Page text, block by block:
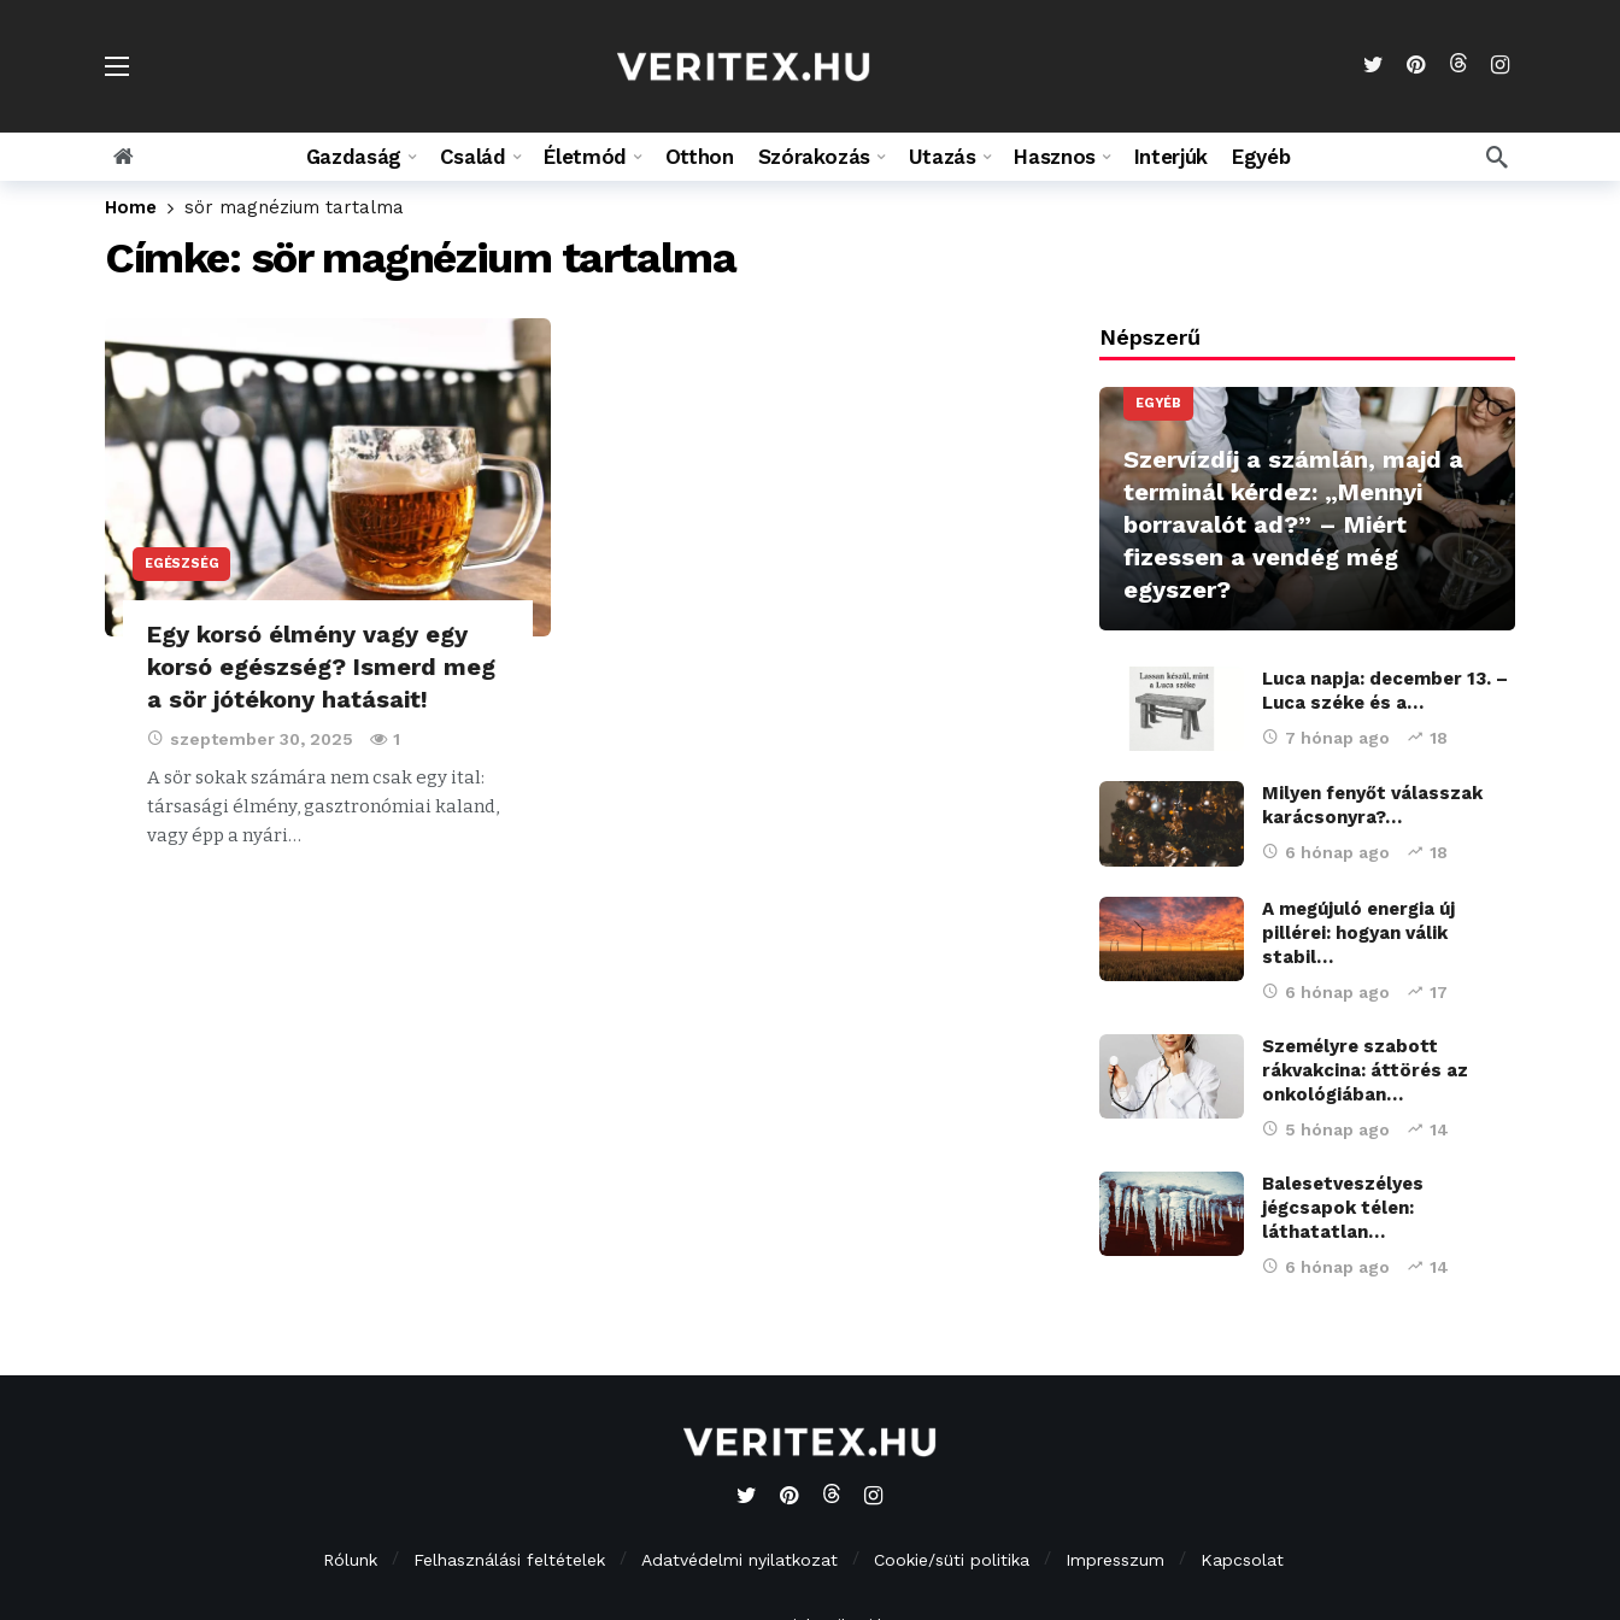
Gazdaság Család Életmód Otthon Szórakozás Utazás Hasznos Interjúk Egyéb
Home sör magnézium tartalma
Címke: sör magnézium tartalma
EGÉSZSÉG
Egy korsó élmény vagy egy
korsó egészség? Ismerd meg
a sör jótékony hatásait!
szeptember 30, 2025 1
A sör sokak számára nem csak egy ital:
társasági élmény, gasztronómiai kaland,
vagy épp a nyári…
Népszerű
EGYÉB
Szervízdíj a számlán, majd a
terminál kérdez: „Mennyi
borravalót ad?” – Miért
fizessen a vendég még
egyszer?
Luca napja: december 13. –
Luca széke és a…
7 hónap ago 18
Milyen fenyőt válasszak
karácsonyra?…
6 hónap ago 18
A megújuló energia új
pillérei: hogyan válik
stabil…
6 hónap ago 17
Személyre szabott
rákvakcina: áttörés az
onkológiában…
5 hónap ago 14
Balesetveszélyes
jégcsapok télen:
láthatatlan…
6 hónap ago 14
Rólunk Felhasználási feltételek Adatvédelmi nyilatkozat Cookie/süti politika Impresszum Kapcsolat